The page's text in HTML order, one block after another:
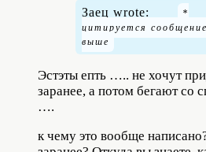
Заец wrote:
Эстэты епть ….. не хочут
заранее, а потом бегают
….
к чему это вообще